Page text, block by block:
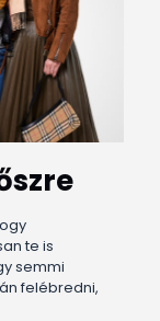
te is
semmi
felébredni,